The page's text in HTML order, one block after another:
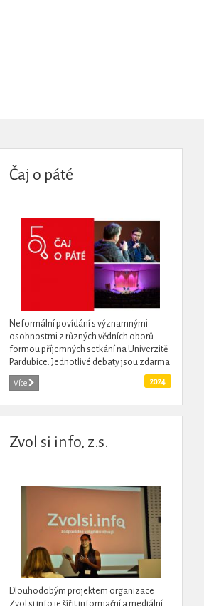
Čaj o páté
Neformální povídání s významnými
osobnostmi z různých vědních oborů
formou příjemných setkání na Univerzitě
Pardubice. Jednotlivé debaty jsou zdarma
a jsou určeny nejen pro studenty,
akademiky a širokou veřejnost.
Více 2024
Zvol si info, z.s.
Dlouhodobým projektem organizace
Zvol si info je šířit informační a mediální